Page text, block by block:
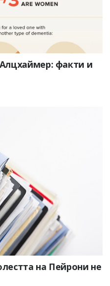
факти и
на Пейрони не